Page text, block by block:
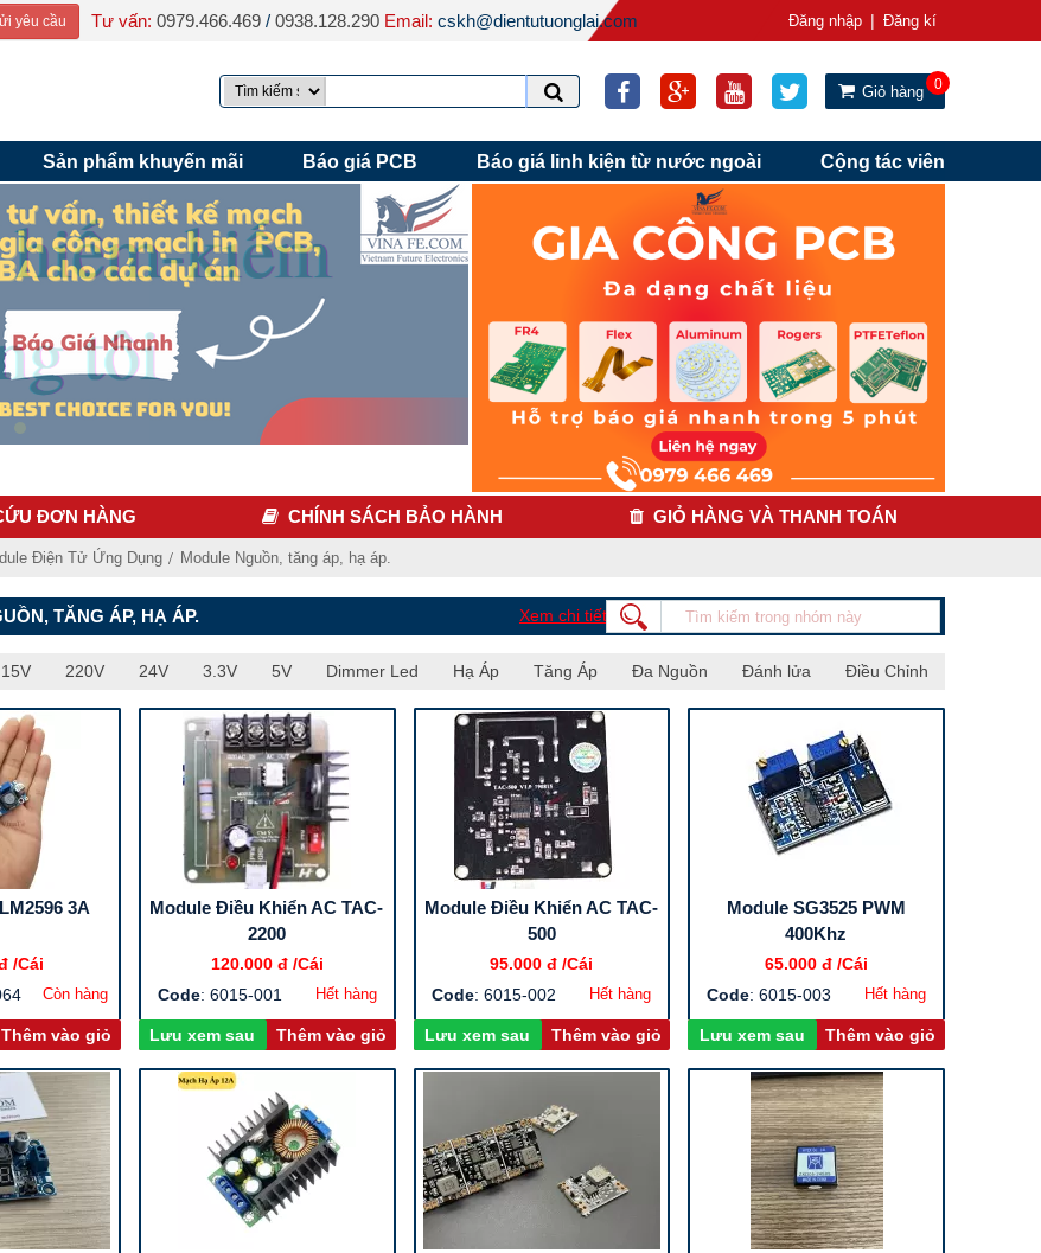
yêu cầu Tư vấn: 0979.466.469 / 0938.128.290 Email: cskh@dientutuonglai.com Đăng nhập | Đăng kí
Giỏ hàng 0
Sản phẩm khuyến mãi Báo giá PCB Báo giá linh kiện từ nước ngoài Cộng tác viên
ĐƠN HÀNG CHÍNH SÁCH BẢO HÀNH GIỎ HÀNG VÀ THANH TOÁN
Điện Tử Ứng Dụng Module Nguồn, tăng áp, hạ áp.
TĂNG ÁP, HẠ ÁP. Xem chi tiết
15V 220V 24V 3.3V 5V Dimmer Led Hạ Áp Tăng Áp Đa Nguồn Đánh lửa Điều Chỉnh
3A
/Cái
Còn hàng
Thêm vào giỏ
Module Điều Khiển AC TAC-
2200
120.000 đ/Cái
Code: 6015-001 Hết hàng
Lưu xem sau Thêm vào giỏ
Module Điều Khiển AC TAC-
500
95.000 đ /Cái
Code: 6015-002 Hết hàng
Lưu xem sau Thêm vào giỏ
Module SG3525 PWM
400Khz
65.000 đ /Cái
Code: 6015-003 Hết hàng
Lưu xem sau Thêm vào giỏ